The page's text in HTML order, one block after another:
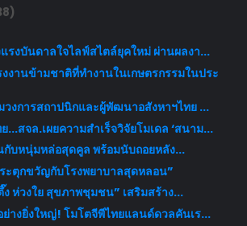
รงบันดาลใจไลฟ์สไตล์ยุคใหม่ ผ่านผลงา...
งานข้ามชาติที่ทำงานในเกษตรกรรมในประ
งการสถาปนิกและผู้พัฒนาอสังหาฯไทย ...
...สจล.เผยความสำเร็จวิจัยโมเดล ‘สนาม...
กับหนุ่มหล่อสุดคูล พร้อมนับถอยหลัง...
ะตุกขวัญกับโรงพยาบาลสุดหลอน”
ห่วงใย สุขภาพชุมชน” เสริมสร้าง...
างยิ่งใหญ่! โมโตจีพีไทยแลนด์ดวลคันเร...